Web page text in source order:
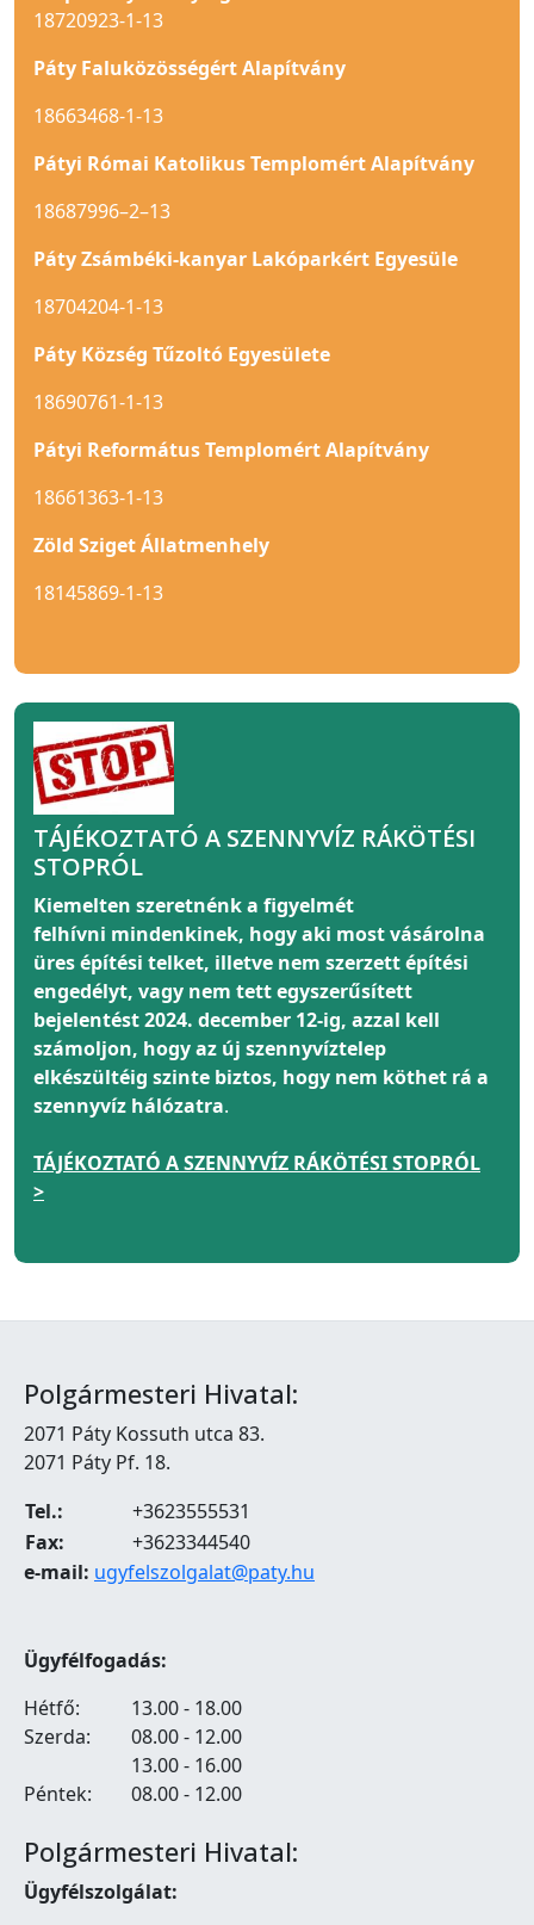
18720923-1-13
Páty Faluközösségért Alapítvány
18663468-1-13
Pátyi Római Katolikus Templomért Alapítvány
18687996–2–13
Páty Zsámbéki-kanyar Lakóparkért Egyesüle
18704204-1-13
Páty Község Tűzoltó Egyesülete
18690761-1-13
Pátyi Református Templomért Alapítvány
18661363-1-13
Zöld Sziget Állatmenhely
18145869-1-13
TÁJÉKOZTATÓ A SZENNYVÍZ RÁKÖTÉSI
STOPRÓL
Kiemelten szeretnénk a figyelmét
felhívni mindenkinek, hogy aki most vásárolna
üres építési telket, illetve nem szerzett építési
engedélyt, vagy nem tett egyszerűsített
bejelentést 2024. december 12-ig, azzal kell
számoljon, hogy az új szennyvíztelep
elkészültéig szinte biztos, hogy nem köthet rá a
szennyvíz hálózatra.
TÁJÉKOZTATÓ A SZENNYVÍZ RÁKÖTÉSI STOPRÓL
>
Polgármesteri Hivatal:
2071 Páty Kossuth utca 83.
2071 Páty Pf. 18.
Tel.:
+3623555531
Fax:
+3623344540
e-mail: ugyfelszolgalat@paty.hu
Ügyfélfogadás:
Hétfő:
13.00 - 18.00
Szerda:
08.00 - 12.00
13.00 - 16.00
Péntek:
08.00 - 12.00
Polgármesteri Hivatal:
Ügyfélszolgálat: